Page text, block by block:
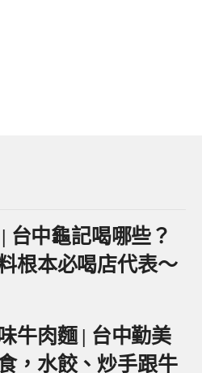
台中龜記喝哪些？
根本必喝店代表～
牛肉麵 | 台中勤美
，水餃、炒手跟牛